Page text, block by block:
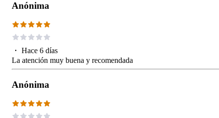
Anónima
・ Hace 6 días
La atención muy buena y recomendada
Anónima